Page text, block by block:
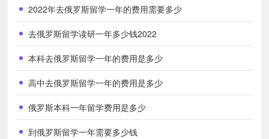
科或是医学，艺术相关专业就职的话，收入可能远超国内水平哦。
5.艺术氛围强，有利文化熏陶
俄罗斯无论在音乐、艺术、芭蕾、绘画、电影、马戏、体育
等各个领域，都有其引以为傲的特色，也是各地留学生争相去俄罗斯
留学的主要原因之一，不仅是在学术上能大幅度提升自己的专业综合
能力，感受这个国家的文化艺术气息也是留学生们去俄罗斯的目的。
2022年去俄罗斯留学一年的费用需要多少
去俄罗斯留学读研一年多少钱2022
本科去俄罗斯留学一年的费用是多少
高中去俄罗斯留学一年的费用是多少
俄罗斯本科一年留学费用是多少
到俄罗斯留学一年需要多少钱